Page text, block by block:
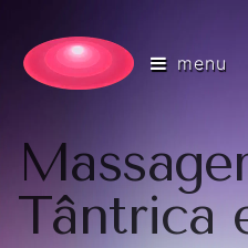
menu
Tântrica